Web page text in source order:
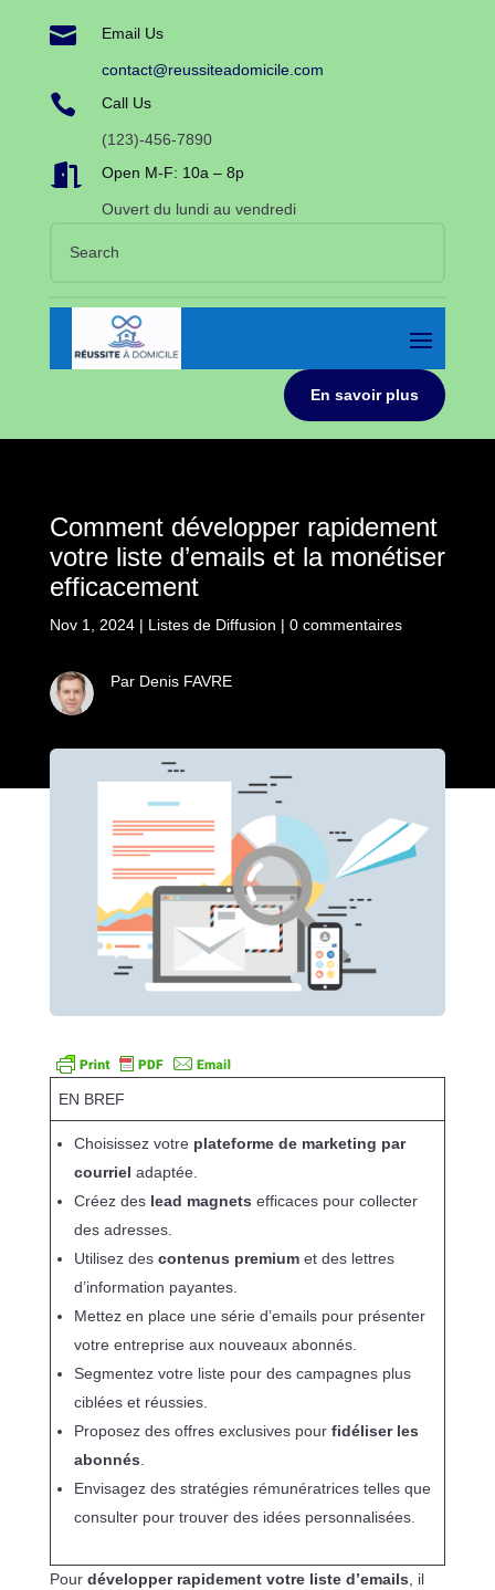
 Email Us
contact@reussiteadomicile.com
 Call Us
(123)-456-7890
 Open M-F: 10a – 8p
Ouvert du lundi au vendredi
En savoir plus
Comment développer rapidement
votre liste d’emails et la monétiser
efficacement
Nov 1, 2024| Listes de Diffusion | 0 commentaires
Par Denis FAVRE
EN BREF
Choisissez votre plateforme de marketing par
courriel adaptée.
Créez des lead magnets efficaces pour collecter
des adresses.
Utilisez des contenus premiumet des lettres
d’information payantes.
Mettez en place une série d’emails pour présenter
votre entreprise aux nouveaux abonnés.
Segmentez votre liste pour des campagnes plus
ciblées et réussies.
Proposez des offres exclusives pour fidéliser les
abonnés
Envisagez des stratégies rémunératrices telles que
consulter pour trouver des idées personnalisées.
Pour développer rapidement votre liste d’emails , il